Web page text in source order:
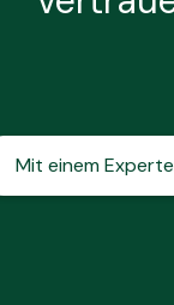
Mit einem